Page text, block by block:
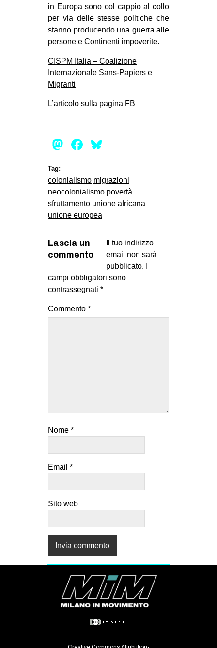
in Europa sono col cappio al collo
per via delle stesse politiche che
stanno producendo una guerra alle
persone e Continenti impoverite.
CISPM Italia – Coalizione
Internazionale Sans-Papiers e
Migranti
L’articolo sulla pagina FB
Mastodon
Facebook
Tag:
colonialismo migrazioni
neocolonialismo povertà
sfruttamento unione africana
unione europea
Lascia un
commento
Il tuo indirizzo
email non sarà
pubblicato.
campi obbligatori sono
contrassegnati *
Commento *
Nome *
Email *
Sito web